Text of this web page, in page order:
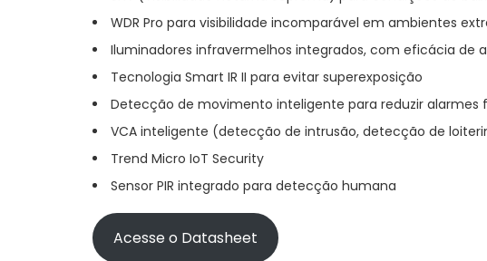
WDR Pro para visibilidade incomparável em ambientes
Iluminadores infravermelhos integrados, com eficácia de
Tecnologia Smart IR II para evitar superexposição
Detecção de movimento inteligente para reduzir alarmes
VCA inteligente (detecção de intrusão, detecção de
Trend Micro IoT Security
Sensor PIR integrado para detecção humana
Acesse o Datasheet